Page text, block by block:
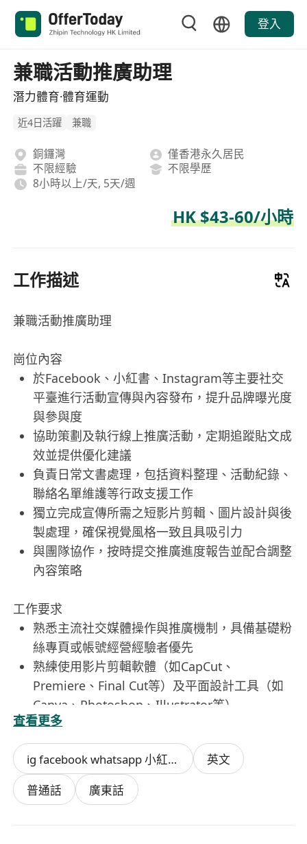
登入
兼職活動推廣助理
潛力體育·體育運動
近4日活躍 兼職
銅鑼灣
僅香港永久居民
不限經驗
不限學歷
8小時以上/天, 5天/週
HK $43-60/小時
工作描述
兼職活動推廣助理
崗位內容
於Facebook、小紅書、Instagram等主要社交
平臺進行活動宣傳與內容發布，提升品牌曝光度
與參與度
協助策劃及執行線上推廣活動，定期追蹤貼文成
效並提供優化建議
負責日常文書處理，包括資料整理、活動紀錄、
聯絡名單維護等行政支援工作
獨立完成宣傳所需之短影片剪輯、圖片設計與後
製處理，確保視覺風格一致且具吸引力
與團隊協作，按時提交推廣進度報告並配合調整
內容策略
工作要求
熟悉主流社交媒體操作與推廣機制，具備基礎粉
絲專頁或帳號經營經驗者優先
熟練使用影片剪輯軟體（如CapCut、
Premiere、Final Cut等）及平面設計工具（如
Canva、Photoshop、Illustrator等）
具備基本美學概念，能自主設計符合品牌形象的
圖文與動態內容
工作細心負責，能同時處理多項任務並遵守時效
良好的溝通能力與團隊合作精神，願意接受即時
反饋並改進內容品質
查看更多
ig facebook whatsapp 小紅書
英文
普通話
廣東話